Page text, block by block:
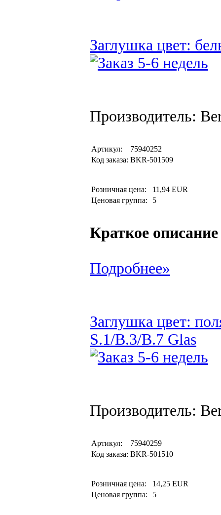
Заглушка цвет:
Производитель:
Артикул:
75940252
Код заказа: BKR-501509
Розничная цена:
11,94 EUR
Ценовая группа:
5
Краткое описание
Подробнее»
Заглушка цвет:
S.1/B.3/B.7 Glas
Производитель:
Артикул:
75940259
Код заказа: BKR-501510
Розничная цена:
14,25 EUR
Ценовая группа:
5